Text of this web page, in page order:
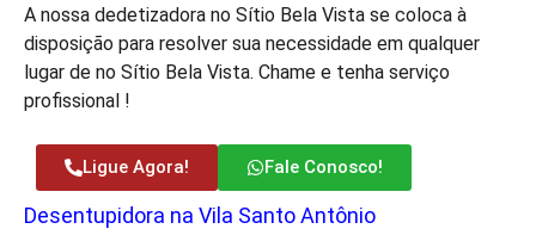
A nossa dedetizadora no Sítio Bela Vista se coloca à
disposição para resolver sua necessidade em qualquer
lugar de no Sítio Bela Vista. Chame e tenha serviço
profissional !
Ligue Agora! Fale Conosco!
Desentupidora na Vila Santo Antônio